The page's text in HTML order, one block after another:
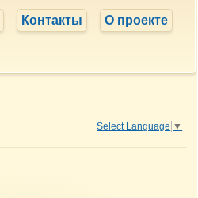
Контакты О проекте
Select Language ▼